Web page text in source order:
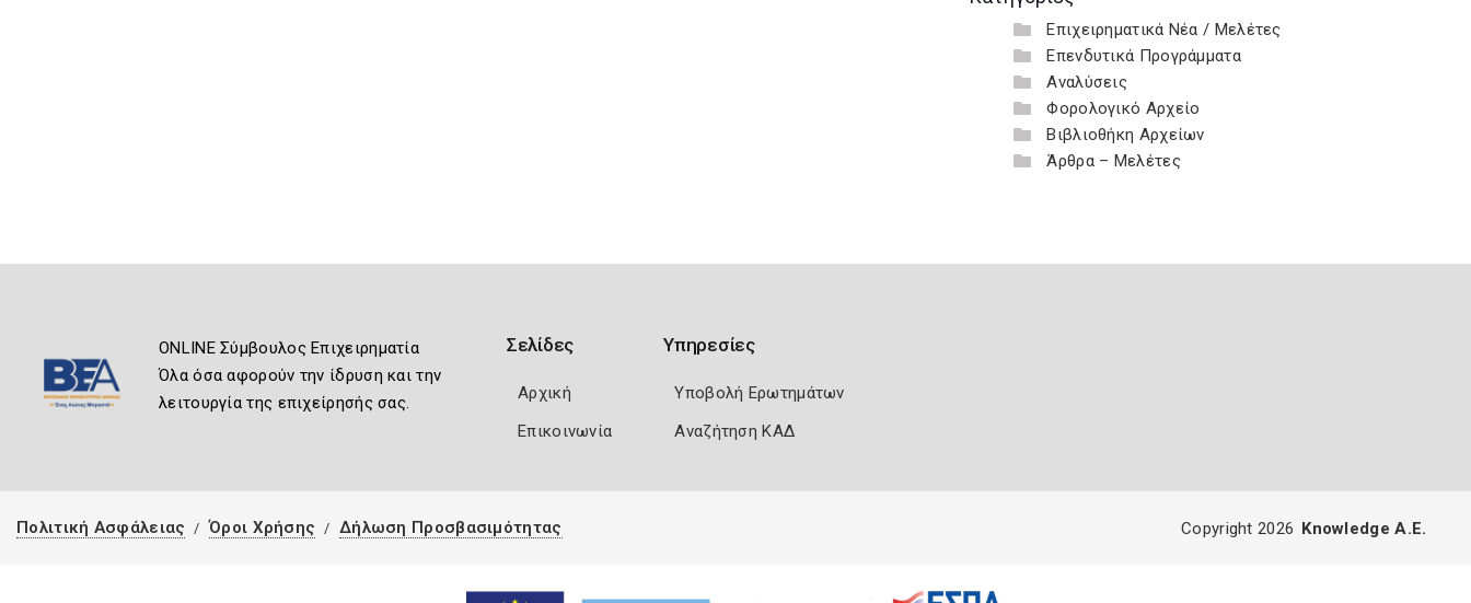
Επιχειρηματικά Νέα / Μελέτες
Επενδυτικά Προγράμματα
Αναλύσεις
Φορολογικό Αρχείο
Βιβλιοθήκη Αρχείων
Άρθρα – Μελέτες
ONLINE Σύμβουλος Επιχειρηματία
Όλα όσα αφορούν την ίδρυση και την
λειτουργία της επιχείρησής σας.
Σελίδες
Αρχική
Επικοινωνία
Υπηρεσίες
Υποβολή Ερωτημάτων
Αναζήτηση ΚΑΔ
Πολιτική Ασφάλειας Όροι Χρήσης Δήλωση Προσβασιμότητας Copyright 2026 Knowledge A.E.